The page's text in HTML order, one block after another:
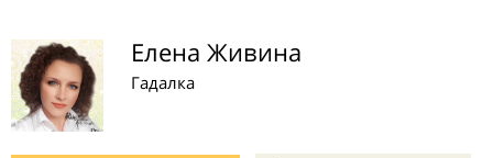
Елена Живина
Гадалка